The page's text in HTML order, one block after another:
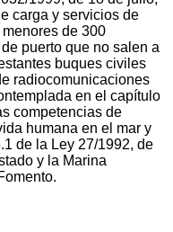
carga y servicios de
de 300
puerto que no salen a
buques civiles
radiocomunicaciones
en el capítulo
competencias de
humana en el mar y
de la Ley 27/1992, de
y la Marina